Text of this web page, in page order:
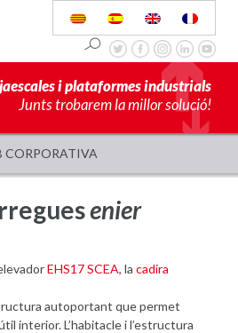
i plataformes industrials
Junts trobarem la millor solució!
CORPORATIVA
enier
EHS17 SCEA, la cadira
autoportant que permet
interior. L’habitacle i l’estructura